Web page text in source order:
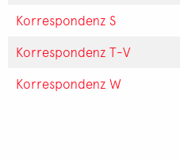
Korrespondenz S
Korrespondenz T-V
Korrespondenz W